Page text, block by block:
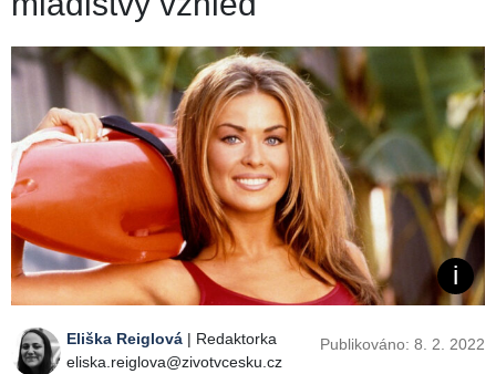
Eliška Reiglová | Redaktorka
eliska.reiglova@zivotvcesku.cz
Publikováno: 8. 2. 2022